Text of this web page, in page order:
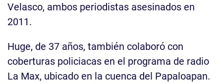
Velasco, ambos periodistas asesinados en
2011.
Huge, de 37 años, también colaboró con
coberturas policiacas en el programa de radio
La Max, ubicado en la cuenca del Papaloapan.